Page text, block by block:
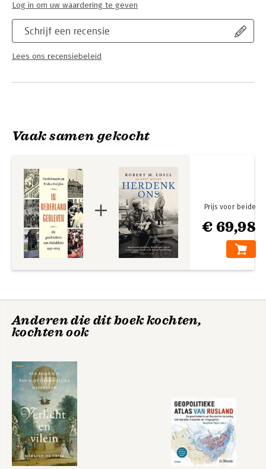
Schrijf een recensie
Lees ons recensiebeleid
Log in om uw waardering te geven
Vaak samen gekocht
€ 69,98
Prijs voor beide
Anderen die dit boek kochten,
kochten ook